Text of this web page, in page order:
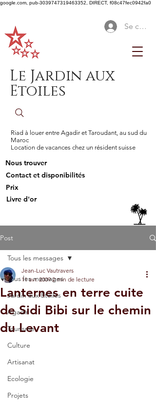
google.com, pub-3039747319463352, DIRECT, f08c47fec0942fa0
Se
Le Jardin aux
Etoiles
Riad à louer entre Agadir et Taroudant, au sud du
Maroc
Location de vacances chez un résident suisse
Nous trouver
Contact et disponibilités
Prix
Livre d'or
Post
Tous les messages
Jardin aux Etoiles
Agadir
Tourisme
Culture
Artisanat
Ecologie
Projets
Tous les messages
Lanternes en terre cuite
de Sidi Bibi sur le chemin
du Levant
Jean-Luc Vautravers
11 avr. 2009 2 min de lecture